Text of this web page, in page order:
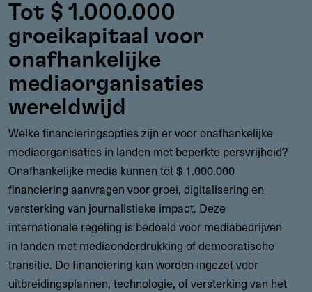
Tot $ 1.000.000
groeikapitaal voor
onafhankelijke
mediaorganisaties
wereldwijd
Welke financieringsopties zijn er voor onafhankelijke
mediaorganisaties in landen met beperkte persvrijheid?
Onafhankelijke media kunnen tot $ 1.000.000
financiering aanvragen voor groei, digitalisering en
versterking van journalistieke impact. Deze
internationale regeling is bedoeld voor mediabedrijven
in landen met mediaonderdrukking of democratische
transitie. De financiering kan worden ingezet voor
uitbreidingsplannen, technologie, of versterking van het